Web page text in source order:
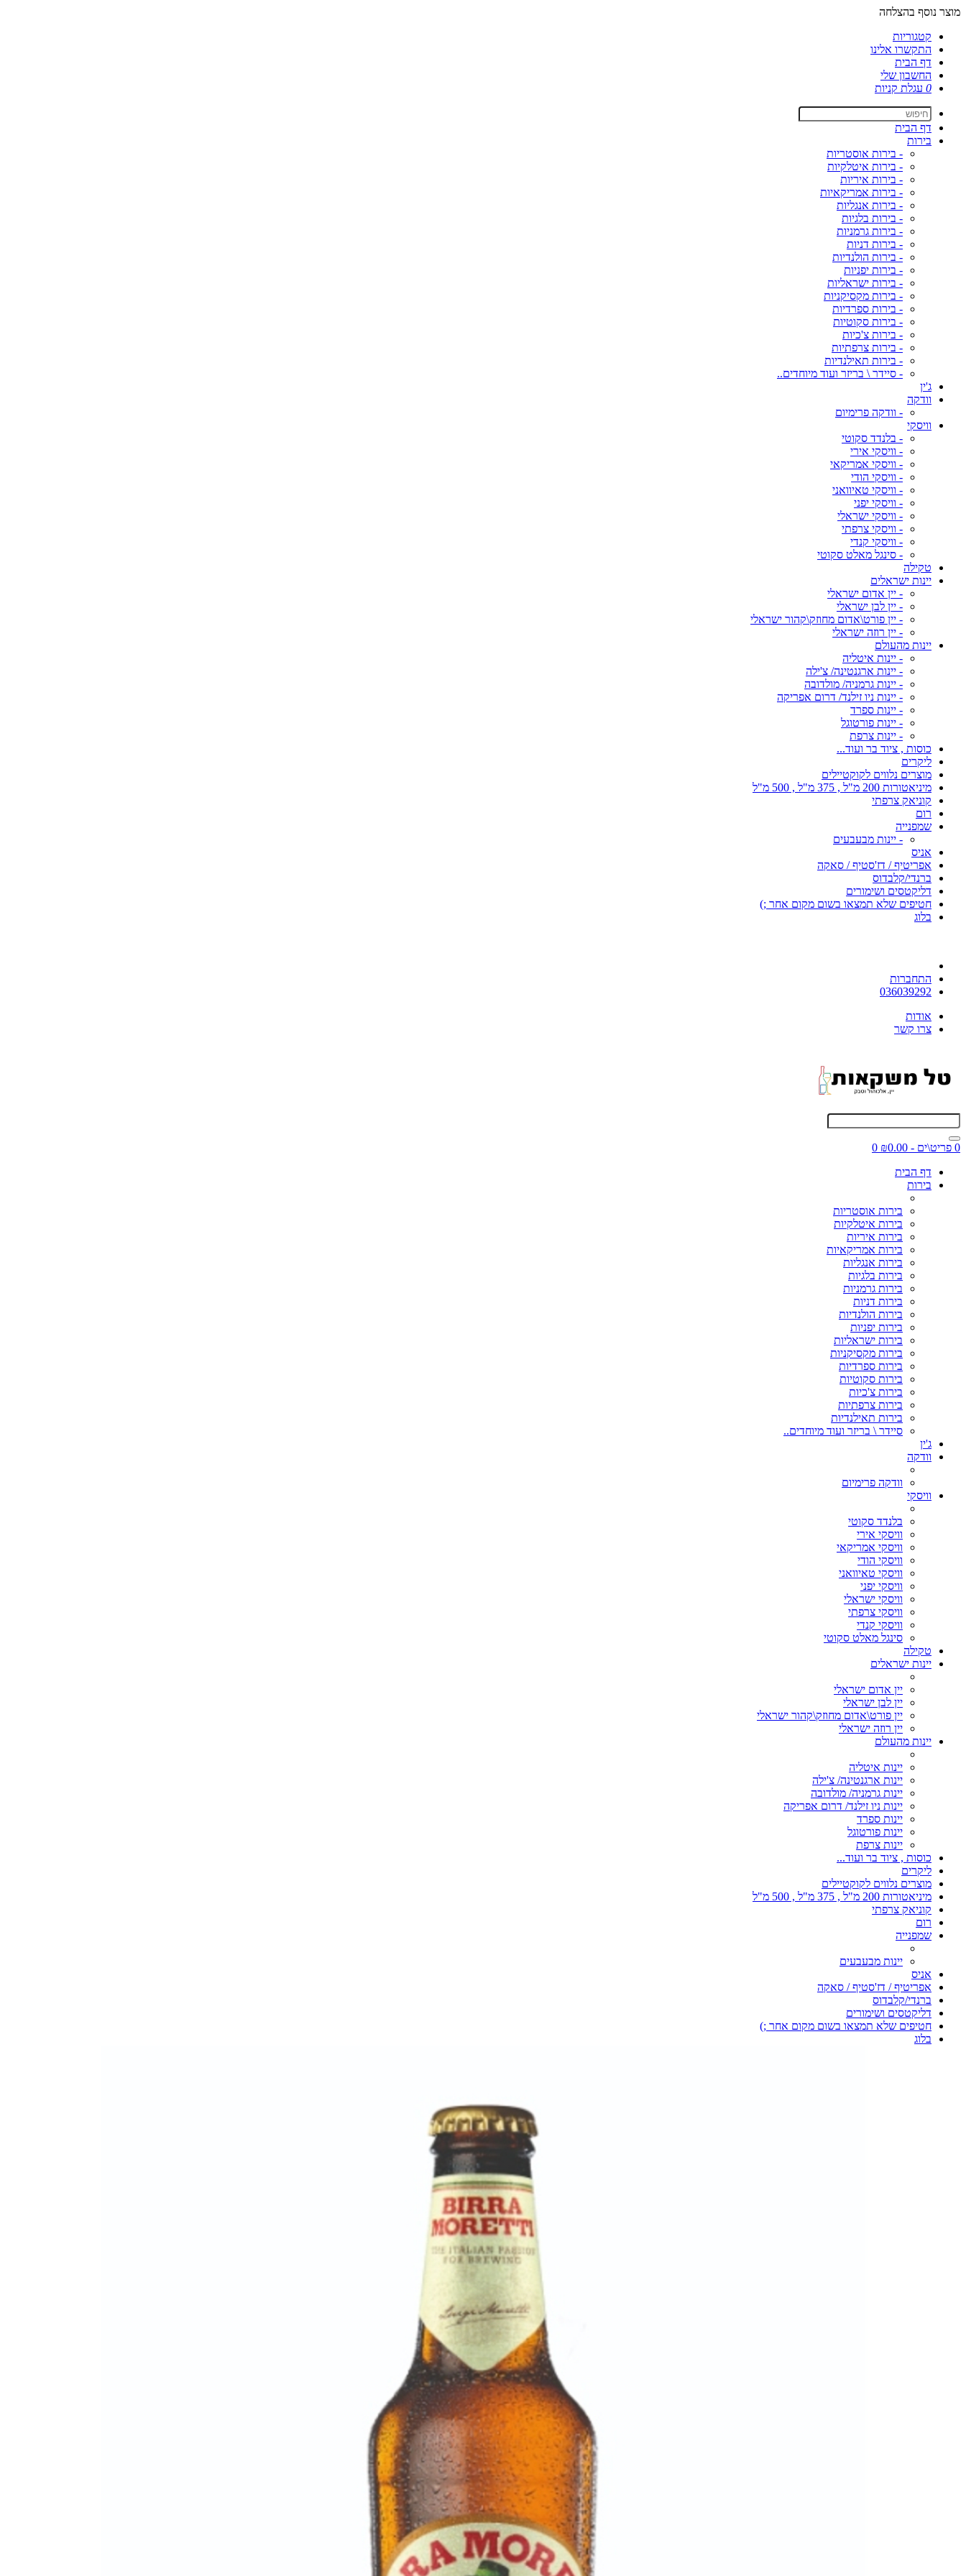
מוצר נוסף בהצלחה
קטגוריות
התקשרו אלינו
דף הבית
החשבון שלי
0 עגלת קניות
דף הבית
בירות
- בירות אוסטריות
- בירות איטלקיות
- בירות איריות
- בירות אמריקאיות
- בירות אנגליות
- בירות בלגיות
- בירות גרמניות
- בירות דניות
- בירות הולנדיות
- בירות יפניות
- בירות ישראליות
- בירות מקסיקניות
- בירות ספרדיות
- בירות סקוטיות
- בירות צ'כיות
- בירות צרפתיות
- בירות תאילנדיות
- סיידר \ בריזר ועוד מיוחדים..
ג'ין
וודקה
- וודקה פרימיום
וויסקי
- בלנדד סקוטי
- וויסקי אירי
- וויסקי אמריקאי
- וויסקי הודי
- וויסקי טאיוואני
- וויסקי יפני
- וויסקי ישראלי
- וויסקי צרפתי
- וויסקי קנדי
- סינגל מאלט סקוטי
טקילה
יינות ישראלים
- יין אדום ישראלי
- יין לבן ישראלי
- יין פורט\אדום מחוזק\קהור ישראלי
- יין רוזה ישראלי
יינות מהעולם
- יינות איטליה
- יינות ארגנטינה/ צ'ילה
- יינות גרמניה/ מולדובה
- יינות ניו זילנד/ דרום אפריקה
- יינות ספרד
- יינות פורטוגל
- יינות צרפת
כוסות , ציוד בר ועוד...
ליקרים
מוצרים נלווים לקוקטיילים
מיניאטורות 200 מ"ל , 375 מ"ל , 500 מ"ל
קוניאק צרפתי
רום
שמפנייה
- יינות מבעבעים
אניס
אפריטיף / דז'סטיף / סאקה
ברנדי/קלבדוס
דליקטסים ושימורים
חטיפים שלא תמצאו בשום מקום אחר ;)
בלוג
התחברות
036039292
אודות
צרו קשר
0 פריט\ים - ₪0.00
0
דף הבית
בירות
בירות אוסטריות
בירות איטלקיות
בירות איריות
בירות אמריקאיות
בירות אנגליות
בירות בלגיות
בירות גרמניות
בירות דניות
בירות הולנדיות
בירות יפניות
בירות ישראליות
בירות מקסיקניות
בירות ספרדיות
בירות סקוטיות
בירות צ'כיות
בירות צרפתיות
בירות תאילנדיות
סיידר \ בריזר ועוד מיוחדים..
ג'ין
וודקה
וודקה פרימיום
וויסקי
בלנדד סקוטי
וויסקי אירי
וויסקי אמריקאי
וויסקי הודי
וויסקי טאיוואני
וויסקי יפני
וויסקי ישראלי
וויסקי צרפתי
וויסקי קנדי
סינגל מאלט סקוטי
טקילה
יינות ישראלים
יין אדום ישראלי
יין לבן ישראלי
יין פורט\אדום מחוזק\קהור ישראלי
יין רוזה ישראלי
יינות מהעולם
יינות איטליה
יינות ארגנטינה/ צ'ילה
יינות גרמניה/ מולדובה
יינות ניו זילנד/ דרום אפריקה
יינות ספרד
יינות פורטוגל
יינות צרפת
כוסות , ציוד בר ועוד...
ליקרים
מוצרים נלווים לקוקטיילים
מיניאטורות 200 מ"ל , 375 מ"ל , 500 מ"ל
קוניאק צרפתי
רום
שמפנייה
יינות מבעבעים
אניס
אפריטיף / דז'סטיף / סאקה
ברנדי/קלבדוס
דליקטסים ושימורים
חטיפים שלא תמצאו בשום מקום אחר ;)
בלוג